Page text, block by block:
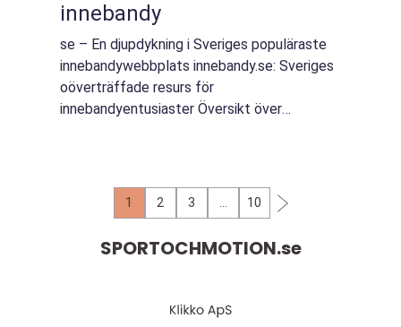
innebandy
se – En djupdykning i Sveriges populäraste
innebandywebbplats innebandy.se: Sveriges
oöverträffade resurs för
innebandyentusiaster Översikt över
1 2 3 10
SPORTOCHMOTION.se